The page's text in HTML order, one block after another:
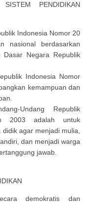
PENDIDIKAN
Indonesia Nomor 20
nasional berdasarkan
Dasar Negara Republik
Indonesia Nomor
kemampuan dan
Undang Republik
2003 adalah untuk
agar menjadi mulia,
dan menjadi warga
jawab.
demokratis dan